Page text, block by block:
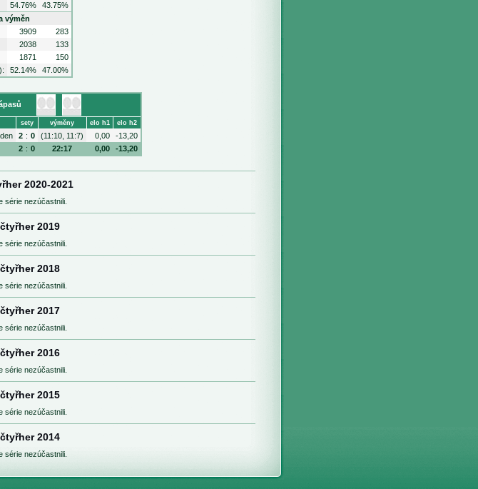
54.76%
43.75%
výměn
3909
283
2038
133
1871
150
52.14% 47.00%
zápasů
sety výměny elo h1 elo h2
2 : 0 (11:10, 11:7) 0,00
-13,20
2 : 0 22:17 0,00 -13,20
2020-2021
série nezúčastnili.
2019
série nezúčastnili.
2018
série nezúčastnili.
2017
série nezúčastnili.
2016
série nezúčastnili.
2015
série nezúčastnili.
2014
série nezúčastnili.